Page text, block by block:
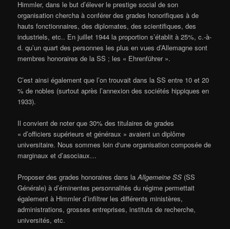
Himmler, dans le but d’élever le prestige social de son
organisation chercha à conférer des grades honorifiques à de
hauts fonctionnaires, des diplomates, des scientifiques, des
industriels, etc.. En juillet 1944 la proportion s’établit à 25%, c.-à-
d. qu’un quart des personnes les plus en vues d’Allemagne sont
membres honoraires de la SS ; les « Ehrenführer ».
C’est ainsi également que l’on trouvait dans la SS entre 10 et 20
% de nobles (surtout après l’annexion des sociétés hippiques en
1933).
Il convient de noter que 30% des titulaires de grades
« d’officiers supérieurs et généraux » avaient un diplôme
universitaire. Nous sommes loin d‘une organisation composée de
marginaux et d’asociaux…
Proposer des grades honoraires dans laAllgemeine SS (SS
Générale) à d’éminentes personnalités du régime permettait
également à Himmler d’infiltrer les différents ministères,
administrations, grosses entreprises, instituts de recherche,
universités, etc.